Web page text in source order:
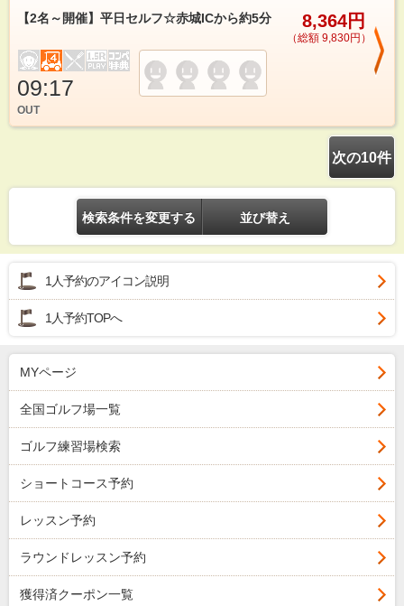
【2名～開催】平日セルフ☆赤城ICから約5分 8,364円
（総額 9,830円）
09:17
OUT
次の10件
検索条件を変更する 並び替え
1人予約のアイコン説明
1人予約TOPへ
MYページ
全国ゴルフ場一覧
ゴルフ練習場検索
ショートコース予約
レッスン予約
ラウンドレッスン予約
獲得済クーポン一覧